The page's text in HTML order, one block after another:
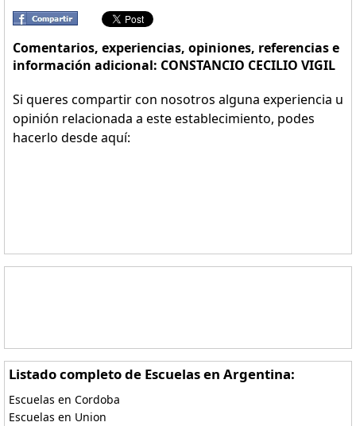
Comentarios, experiencias, opiniones, referencias e
información adicional: CONSTANCIO CECILIO VIGIL
Si queres compartir con nosotros alguna experiencia u
opinión relacionada a este establecimiento, podes
hacerlo desde aquí:
Listado completo de Escuelas en Argentina:
Escuelas en Cordoba
Escuelas en Union